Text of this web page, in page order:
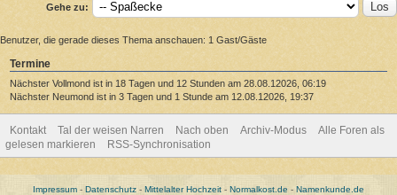
Gehe zu:
Benutzer, die gerade dieses Thema anschauen: 1 Gast/Gäste
Termine
Nächster Vollmond ist in 18 Tagen und 12 Stunden am 28.08.12026, 06:19
Nächster Neumond ist in 3 Tagen und 1 Stunde am 12.08.12026, 19:37
Kontakt Tal der weisen Narren Nach oben Archiv-Modus
Alle Foren als
gelesen markieren
RSS-Synchronisation
Impressum - Datenschutz - Mittelalter Hochzeit - Normalkost.de - Namenkunde.de